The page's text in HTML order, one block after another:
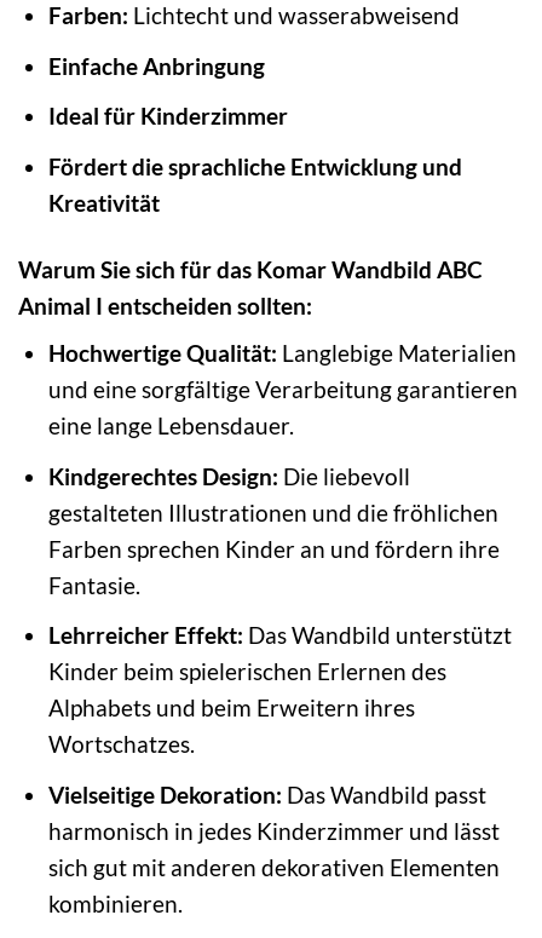
Farben: Lichtecht und wasserabweisend
Einfache Anbringung
Ideal für Kinderzimmer
Fördert die sprachliche Entwicklung und
Kreativität
Warum Sie sich für das Komar Wandbild ABC
Animal I entscheiden sollten:
Hochwertige Qualität: Langlebige Materialien
und eine sorgfältige Verarbeitung garantieren
eine lange Lebensdauer.
Kindgerechtes Design: Die liebevoll
gestalteten Illustrationen und die fröhlichen
Farben sprechen Kinder an und fördern ihre
Fantasie.
Lehrreicher Effekt: Das Wandbild unterstützt
Kinder beim spielerischen Erlernen des
Alphabets und beim Erweitern ihres
Wortschatzes.
Vielseitige Dekoration: Das Wandbild passt
harmonisch in jedes Kinderzimmer und lässt
sich gut mit anderen dekorativen Elementen
kombinieren.